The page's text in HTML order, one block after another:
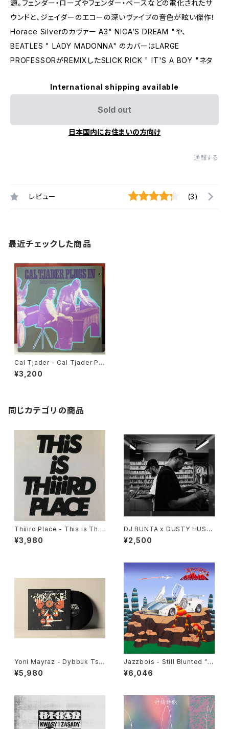
源。フェンダー・ローズやフェンダー・ベースなどの電化されたサ
ウンドと、ジェイダーのエコーの深いヴァイブの音色が眩い傑作！
Horace Silverのカヴァー A3" NICA’S DREAM "や、
BEATLES " LADY MADONNA" のカバーはLARGE
PROFESSORがREMIXしたSLICK RICK " IT'S A BOY "ネタ
International shipping available
Sold out
日本国内にお住まいの方向け
通報する
レビュー (3)
最近チェックした商品
Cal Tjader - Cal Tjader Plu
gs In
¥3,200
同じカテゴリの商品
Thiiird Place - This is Thiii
rd Place "LP"
¥3,980
DJ BUNTA x DUSTY HUSK
Y - 47 CAMPiN DIGGiN "C
D"
¥2,500
Yoni Mayraz - Dybbuk Tse!
"LP"
¥5,980
Jazzbois - Still Blunted "L
P"
¥6,046